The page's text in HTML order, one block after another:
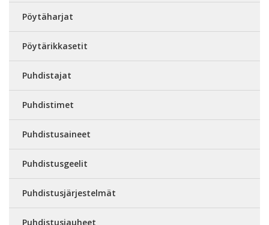
Pöytäharjat
Pöytärikkasetit
Puhdistajat
Puhdistimet
Puhdistusaineet
Puhdistusgeelit
Puhdistusjärjestelmät
Puhdistusjauheet